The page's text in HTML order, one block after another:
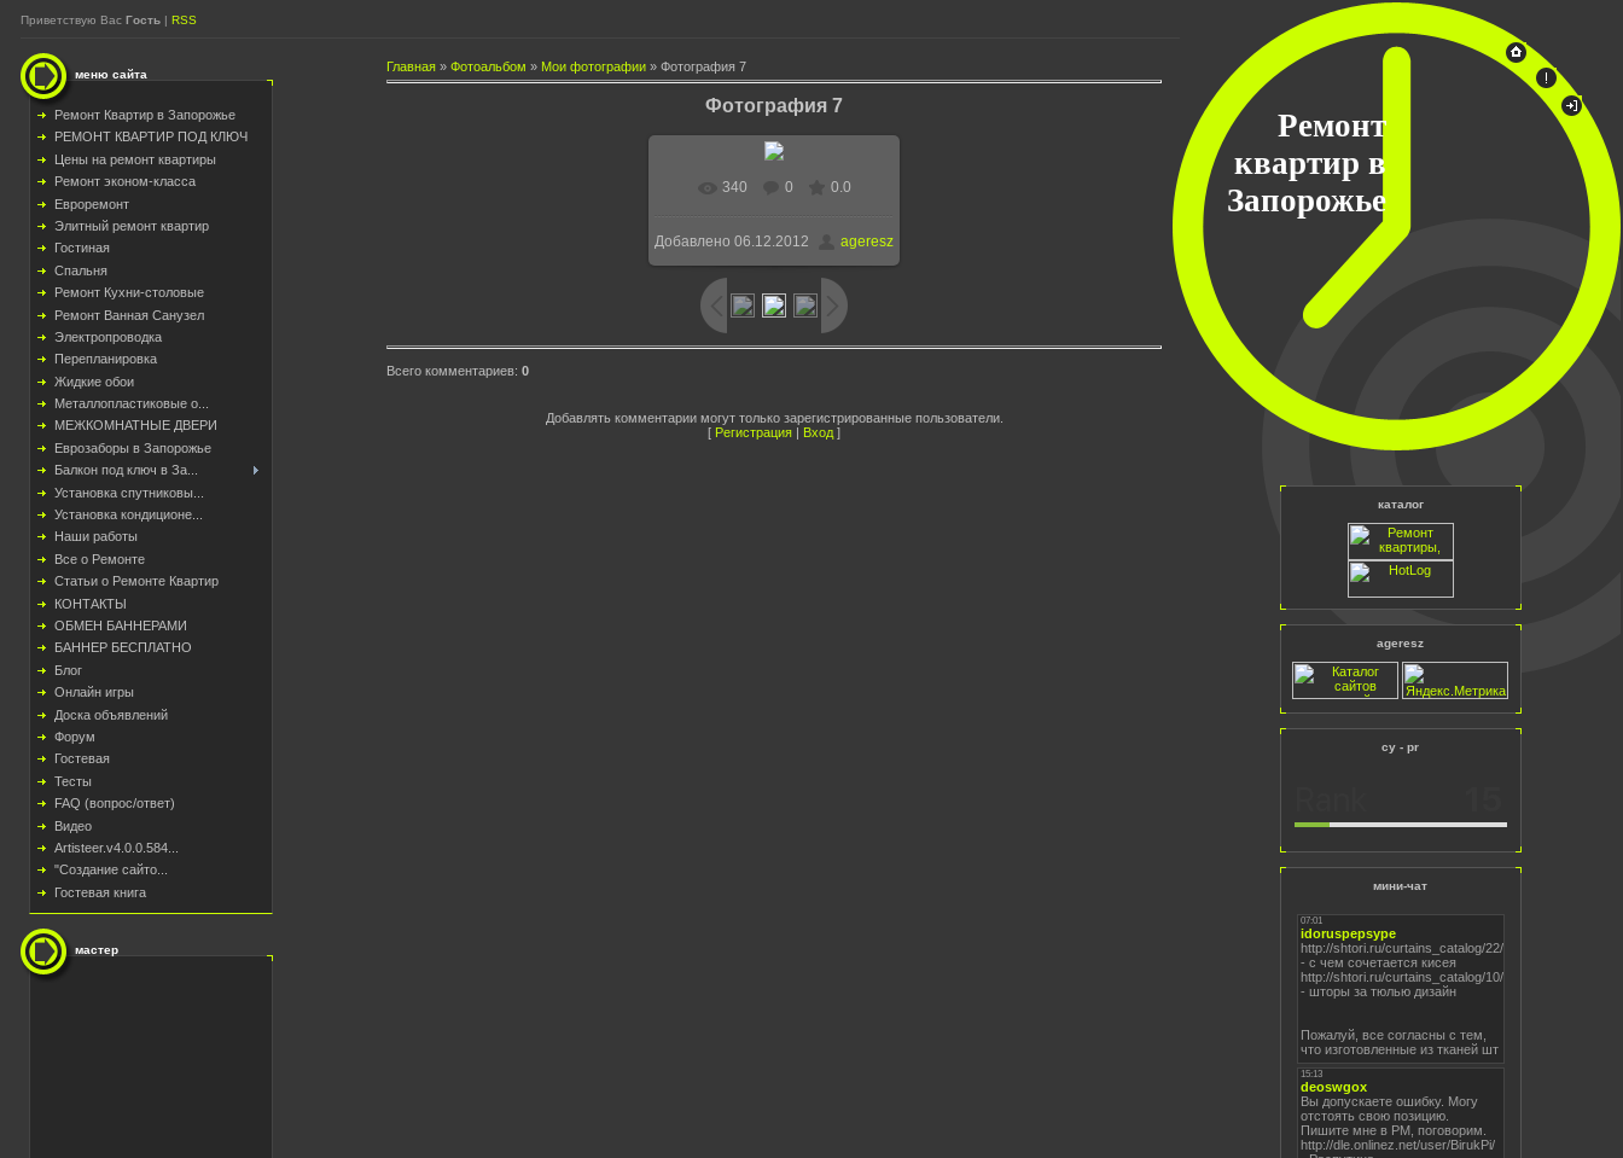
Приветствую Вас Гость | RSS
меню сайта
Ремонт Квартир в Запорожье
РЕМОНТ КВАРТИР ПОД КЛЮЧ
Цены на ремонт квартиры
Ремонт эконом-класса
Евроремонт
Элитный ремонт квартир
Гостиная
Спальня
Ремонт Кухни-столовые
Ремонт Ванная Санузел
Электропроводка
Перепланировка
Жидкие обои
Металлопластиковые о...
МЕЖКОМНАТНЫЕ ДВЕРИ
Еврозаборы в Запорожье
Балкон под ключ в За...
Установка спутниковы...
Установка кондиционе...
Наши работы
Все о Ремонте
Статьи о Ремонте Квартир
КОНТАКТЫ
ОБМЕН БАННЕРАМИ
БАННЕР БЕСПЛАТНО
Блог
Онлайн игры
Доска объявлений
Форум
Гостевая
Тесты
FAQ (вопрос/ответ)
Видео
Artisteer.v4.0.0.584...
"Создание сайто...
Гостевая книга
мастер
Главная » Фотоальбом » Мои фотографии » Фотография 7
Фотография 7
340 0 0.0
Добавлено 06.12.2012 ageresz
Всего комментариев: 0
Добавлять комментарии могут только зарегистрированные пользователи.
[ Регистрация | Вход ]
Ремонт
квартир в
Запорожье
каталог
ageresz
cy - pr
мини-чат